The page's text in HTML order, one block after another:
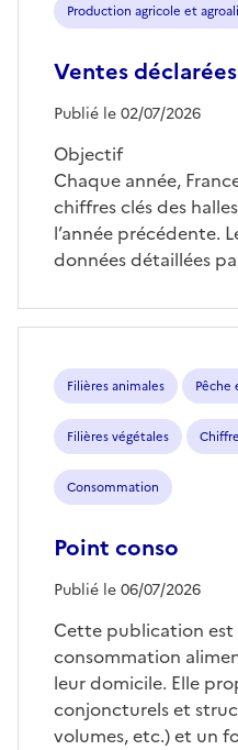
Production agricole et
Ventes
Publié le 02/07/2026
Objectif
Chaque année,
chiffres clés des
l’année précédente.
données détaillées
Filières animales Pêche
Filières végétales
Consommation
Point conso
Publié le 06/07/2026
Cette publication est
consommation
leur domicile. Elle
conjoncturels et
volumes, etc.) et un